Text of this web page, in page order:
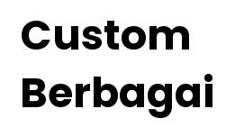
Custom
Berbagai